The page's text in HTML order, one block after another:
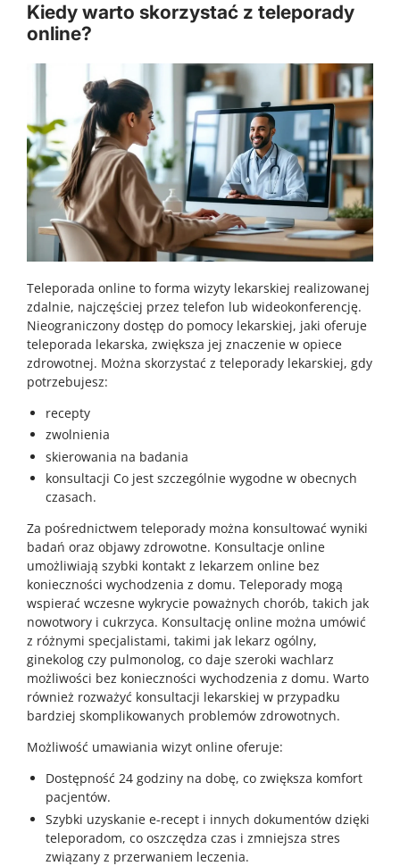
Kiedy warto skorzystać z teleporady
online?
Teleporada online to forma wizyty lekarskiej realizowanej
zdalnie, najczęściej przez telefon lub wideokonferencję.
Nieograniczony dostęp do pomocy lekarskiej, jaki oferuje
teleporada lekarska, zwiększa jej znaczenie w opiece
zdrowotnej. Można skorzystać z teleporady lekarskiej, gdy
potrzebujesz:
recepty
zwolnienia
skierowania na badania
konsultacji Co jest szczególnie wygodne w obecnych
czasach.
Za pośrednictwem teleporady można konsultować wyniki
badań oraz objawy zdrowotne. Konsultacje online
umożliwiają szybki kontakt z lekarzem online bez
konieczności wychodzenia z domu. Teleporady mogą
wspierać wczesne wykrycie poważnych chorób, takich jak
nowotwory i cukrzyca. Konsultację online można umówić
z różnymi specjalistami, takimi jak lekarz ogólny,
ginekolog czy pulmonolog, co daje szeroki wachlarz
możliwości bez konieczności wychodzenia z domu. Warto
również rozważyć konsultacji lekarskiej w przypadku
bardziej skomplikowanych problemów zdrowotnych.
Możliwość umawiania wizyt online oferuje:
Dostępność 24 godziny na dobę, co zwiększa komfort
pacjentów.
Szybki uzyskanie e-recept i innych dokumentów dzięki
teleporadom, co oszczędza czas i zmniejsza stres
związany z przerwaniem leczenia.